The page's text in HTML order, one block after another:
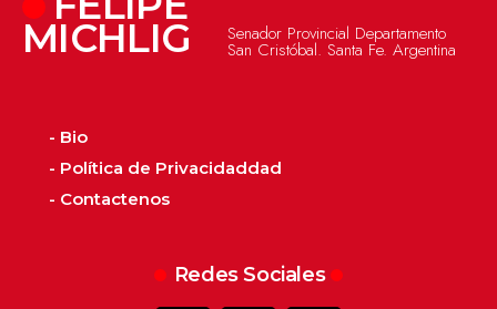
MICHLIG Senador Provincial Departamento
San Cristóbal. Santa Fe. Argentina
- Bio
- Política de Privacidaddad
- Contactenos
Redes Sociales